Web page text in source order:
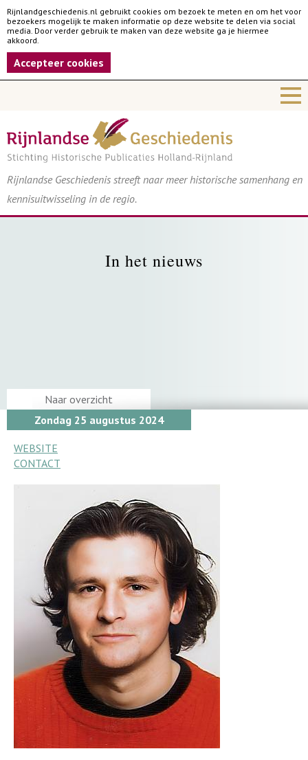
Rijnlandgeschiedenis.nl gebruikt cookies om bezoek te meten en om het voor
bezoekers mogelijk te maken informatie op deze website te delen via social
media. Door verder gebruik te maken van deze website ga je hiermee
akkoord.
Accepteer cookies
Rijnlandse Geschiedenis streeft naar meer historische samenhang en
kennisuitwisseling in de regio.
In het nieuws
Naar overzicht
Zondag 25 augustus 2024
WEBSITE
CONTACT